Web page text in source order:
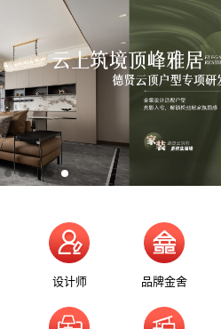
设计师 品牌金舍